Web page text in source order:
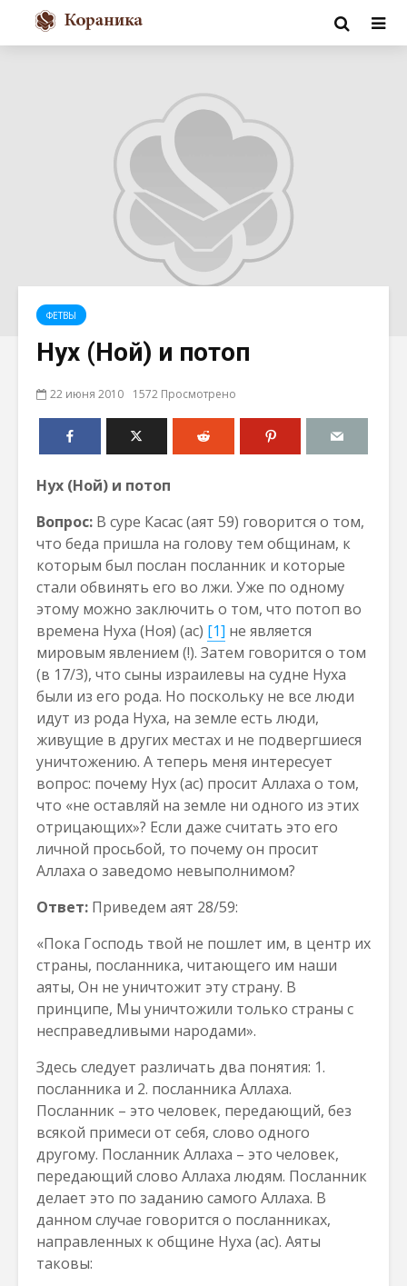
ФЕТВЫ
Нух (Ной) и потоп
22 июня 2010 1572 Просмотрено
Нух (Ной) и потоп
Вопрос: В суре Касас (аят 59) говорится о том,
что беда пришла на голову тем общинам, к
которым был послан посланник и которые
стали обвинять его во лжи. Уже по одному
этому можно заключить о том, что потоп во
времена Нуха (Ноя) (ас) [1] не является
мировым явлением (!). Затем говорится о том
(в 17/3), что сыны израилевы на судне Нуха
были из его рода. Но поскольку не все люди
идут из рода Нуха, на земле есть люди,
живущие в других местах и не подвергшиеся
уничтожению. А теперь меня интересует
вопрос: почему Нух (ас) просит Аллаха о том,
что «не оставляй на земле ни одного из этих
отрицающих»? Если даже считать это его
личной просьбой, то почему он просит
Аллаха о заведомо невыполнимом?
Ответ: Приведем аят 28/59:
«Пока Господь твой не пошлет им, в центр их
страны, посланника, читающего им наши
аяты, Он не уничтожит эту страну. В
принципе, Мы уничтожили только страны с
несправедливыми народами».
Здесь следует различать два понятия: 1.
посланника и 2. посланника Аллаха.
Посланник – это человек, передающий, без
всякой примеси от себя, слово одного
другому. Посланник Аллаха – это человек,
передающий слово Аллаха людям. Посланник
делает это по заданию самого Аллаха. В
данном случае говорится о посланниках,
направленных к общине Нуха (ас). Аяты
таковы: